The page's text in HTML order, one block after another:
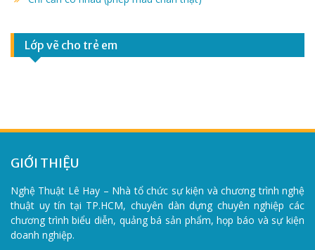
Lớp vẽ cho trẻ em
GIỚI THIỆU
Nghệ Thuật Lê Hay – Nhà tổ chức sự kiện và chương trình nghệ
thuật uy tín tại TP.HCM, chuyên dàn dựng chuyên nghiệp các
chương trình biểu diễn, quảng bá sản phẩm, họp báo và sự kiện
doanh nghiệp.